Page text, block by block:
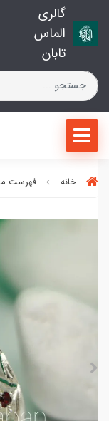
گالری
الماس
تابان
خانه فهرست